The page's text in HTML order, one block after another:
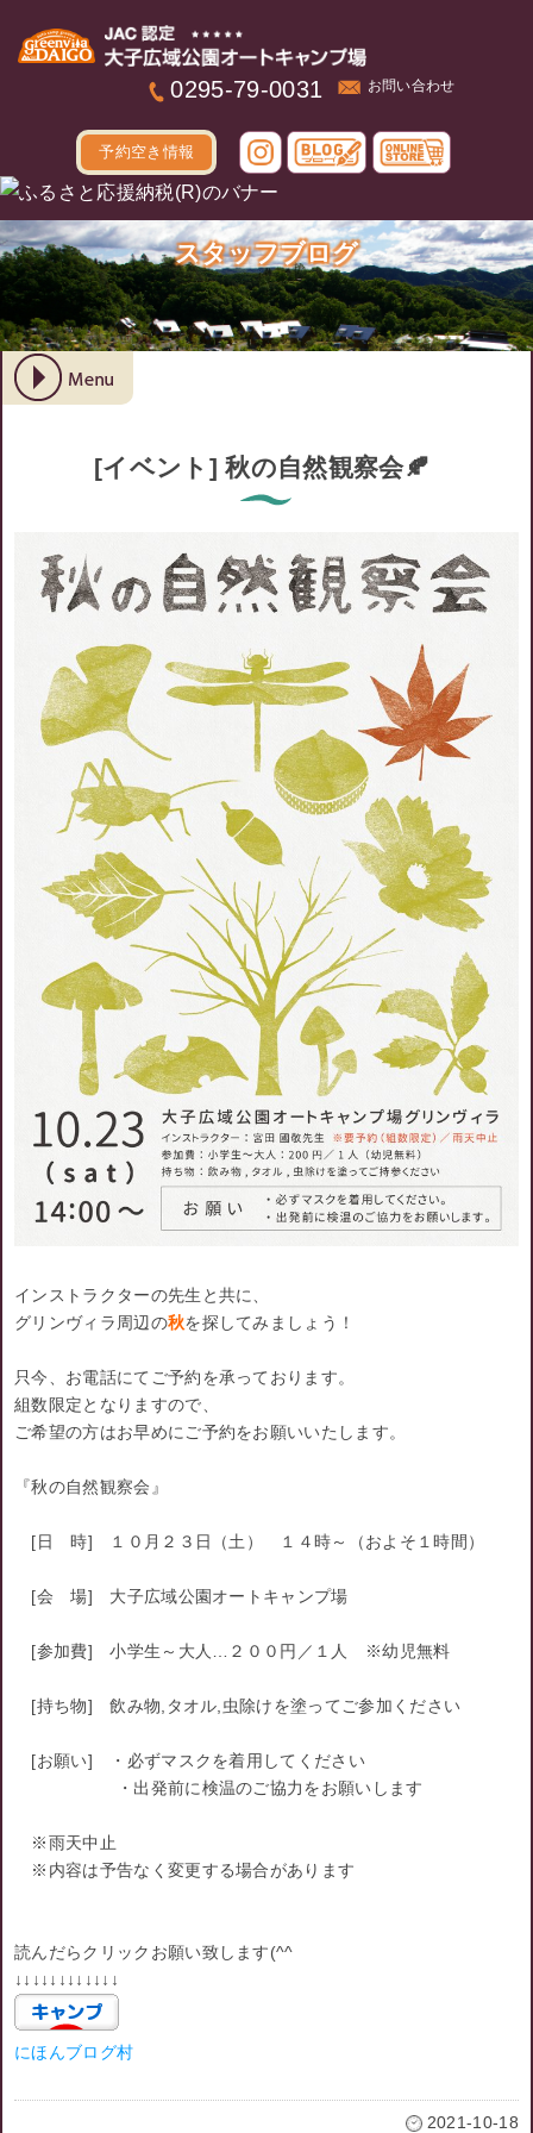
0295-79-0031 お問い合わせ
予約空き情報
スタッフブログ
[イベント] 秋の自然観察会🍂
インストラクターの先生と共に、
グリンヴィラ周辺の秋を探してみましょう！
只今、お電話にてご予約を承っております。
組数限定となりますので、
ご希望の方はお早めにご予約をお願いいたします。
『秋の自然観察会』
[日 時] １０月２３日（土） １４時～（およそ１時間）
[会 場] 大子広域公園オートキャンプ場
[参加費] 小学生～大人…２００円／１人 ※幼児無料
[持ち物] 飲み物,タオル,虫除けを塗ってご参加ください
[お願い] ・必ずマスクを着用してください
・出発前に検温のご協力をお願いします
※雨天中止
※内容は予告なく変更する場合があります
読んだらクリックお願い致します(^^ゞ
↓↓↓↓↓↓↓↓↓↓↓↓
にほんブログ村
2021-10-18